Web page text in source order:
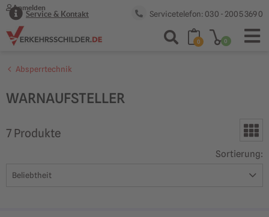
Servicetelefon: 030 - 2005 369 0
Service & Kontakt
Anmelden
0 0
Absperrtechnik
WARNAUFSTELLER
7 Produkte
Sortierung: